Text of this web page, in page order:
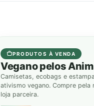
PRODUTOS À VENDA
Vegano pelos
Camisetas, ecobags e
ativismo vegano. Compre pela
loja parceira.